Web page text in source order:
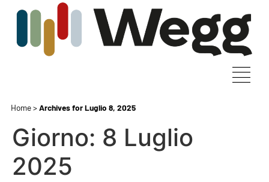
Home>Archives for Luglio 8, 2025
Giorno: 8 Luglio
2025